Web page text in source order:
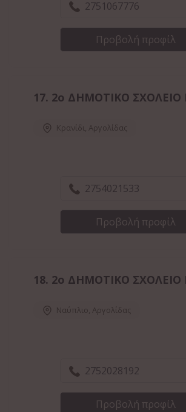
2751067776
Προβολή προφίλ
17. 2ο ΔΗΜΟΤΙΚΟ ΣΧΟΛΕΙΟ
Κρανίδι, Αργολίδας
2754021533
Προβολή προφίλ
18. 2ο ΔΗΜΟΤΙΚΟ ΣΧΟΛΕΙΟ
Ναύπλιο, Αργολίδας
2752028192
Προβολή προφίλ